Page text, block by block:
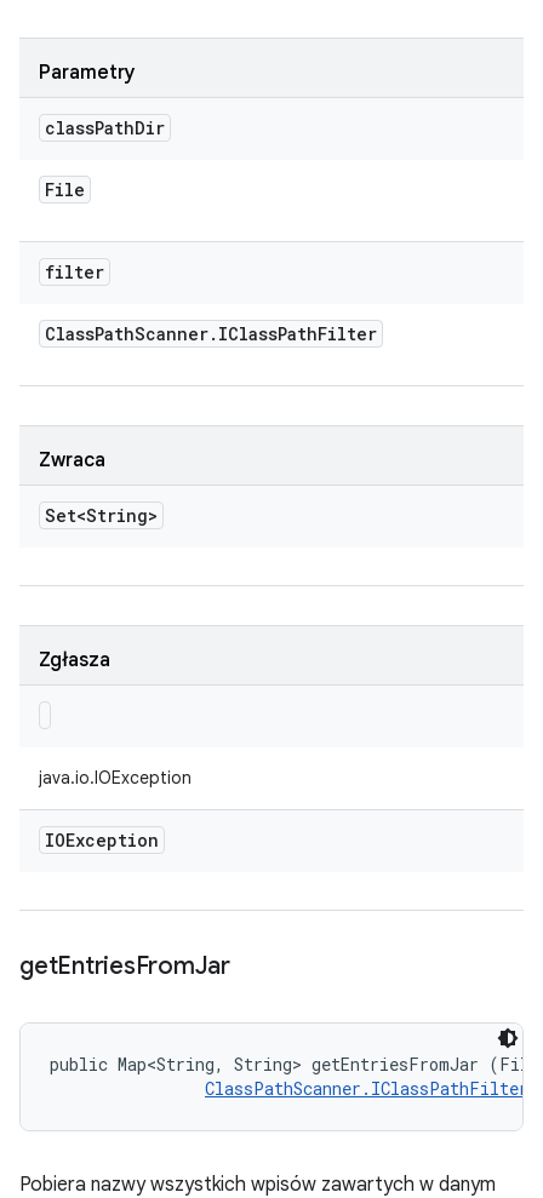
Parametry
classPathDir
File
filter
ClassPathScanner. IClassPathFilter
Zwraca
Set<String>
Zgłasza
java.io.IOException
IOException
getEntriesFromJar
public Map<String, String> getEntriesFromJar
ClassPathScanner.IClassPathFilter
Pobiera nazwy wszystkich wpisów zawartych w danym